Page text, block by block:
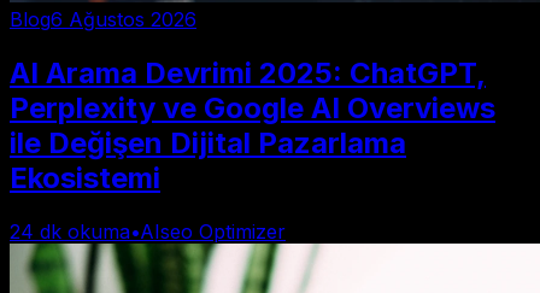
Blog6 Ağustos 2026
AI Arama Devrimi 2025: ChatGPT,
Perplexity ve Google AI Overviews
ile Değişen Dijital Pazarlama
Ekosistemi
24 dk okuma•AIseo Optimizer